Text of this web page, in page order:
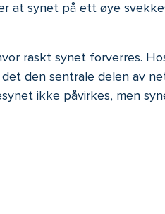
at synet på ett øye
raskt synet forverres.
den sentrale delen av
ikke påvirkes, men